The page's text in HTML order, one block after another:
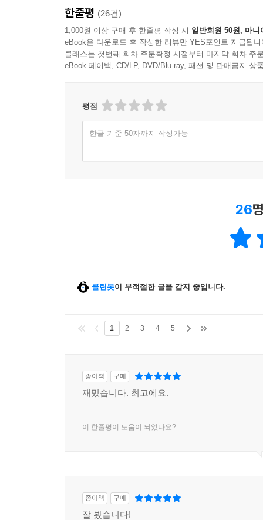
한줄평 (26건)
1,000원 이상 구매 후 한줄평 작성 시 일반회원 50원, 마니
eBook은 다운로드 후 작성한 리뷰만 YES포인트 지급됩니
클래스는 첫번째 회차 주문확정 시점부터 마지막 회차 주
eBook 페이백, CD/LP, DVD/Blu-ray, 패션 및 판매금지 상
평점
한글 기준 50자까지 작성가능
26
클린봇이 부적절한 글을 감지 중입니다.
1 2 3 4 5
종이책 구매
재밌습니다. 최고에요.
이 한줄평이 도움이 되었나요?
종이책 구매
잘 봤습니다!